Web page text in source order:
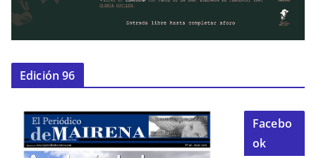
Edición 96
Facebo
ok